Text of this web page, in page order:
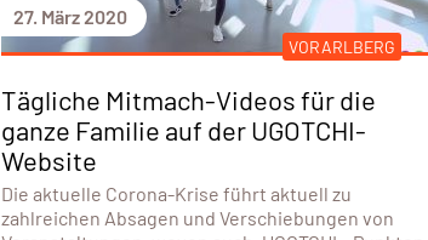
27. März 2020
VORARLBERG
Tägliche Mitmach-Videos für die
ganze Familie auf der UGOTCHI-
Website
Die aktuelle Corona-Krise führt aktuell zu
zahlreichen Absagen und Verschiebungen von